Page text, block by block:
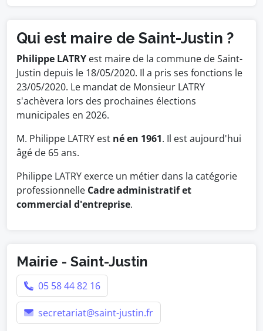
Qui est maire de Saint-Justin ?
Philippe LATRY est maire de la commune de Saint-
Justin depuis le 18/05/2020. Il a pris ses fonctions le
23/05/2020. Le mandat de Monsieur LATRY
s'achèvera lors des prochaines élections
municipales en 2026.
M. Philippe LATRY est né en 1961. Il est aujourd'hui
âgé de 65 ans.
Philippe LATRY exerce un métier dans la catégorie
professionnelle Cadre administratif et
commercial d'entreprise.
Mairie - Saint-Justin
05 58 44 82 16
secretariat@saint-justin.fr